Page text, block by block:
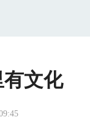
文化